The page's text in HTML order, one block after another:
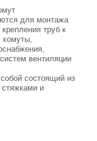
для монтажа
труб к
вентиляции
состоящий из
стяжками и